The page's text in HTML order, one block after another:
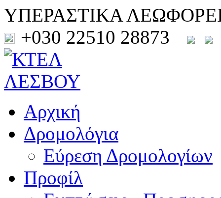
ΥΠΕΡΑΣΤΙΚΑ
+030 22510 28873
Αρχική
Δρομολόγια
Εύρεση Δρομολογίων
Προφίλ